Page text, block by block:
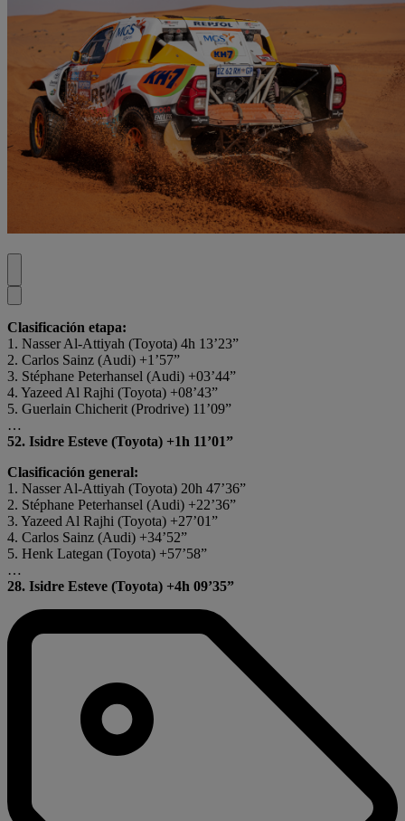
Clasificación etapa:
1. Nasser Al-Attiyah (Toyota) 4h 13’23”
2. Carlos Sainz (Audi) +1’57”
3. Stéphane Peterhansel (Audi) +03’44”
4. Yazeed Al Rajhi (Toyota) +08’43”
5. Guerlain Chicherit (Prodrive) 11’09”
…
52. Isidre Esteve (Toyota) +1h 11’01”
Clasificación general:
1. Nasser Al-Attiyah (Toyota) 20h 47’36”
2. Stéphane Peterhansel (Audi) +22’36”
3. Yazeed Al Rajhi (Toyota) +27’01”
4. Carlos Sainz (Audi) +34’52”
5. Henk Lategan (Toyota) +57’58”
…
28. Isidre Esteve (Toyota) +4h 09’35”